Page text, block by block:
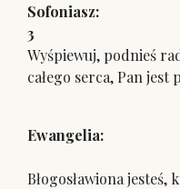
3
Wyśpiewuj, podnieś
całego serca, Pan jest
Ewangelia:
Błogosławiona jesteś,